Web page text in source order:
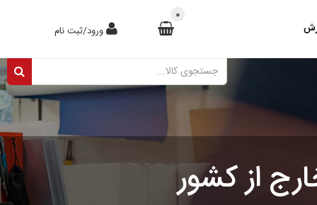
ورود/ثبت نام
0
از کشور